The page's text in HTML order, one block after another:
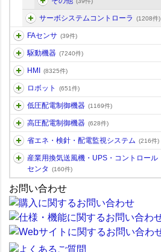
サーボシステムコントローラ (1208件)
FAセンサ (39件)
駆動機器 (7240件)
HMI (8325件)
ロボット (651件)
低圧配電制御機器 (1169件)
高圧配電制御機器 (628件)
省エネ・検針・配電監視システム (216件)
産業用換気送風機・UPS・コントロール
センタ
(160件)
お問い合わせ